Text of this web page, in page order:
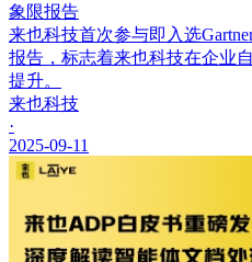
象限报告
来也科技首次参与即入选
报告，标志着来也科技在企业
提升。
来也科技
·
2025-09-11